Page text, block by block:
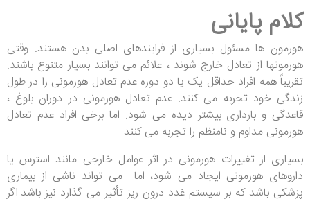
کلام پایانی
هورمون ها مسئول بسیاری از فرایندهای اصلی بدن هستند. وقتی
هورمونها از تعادل خارج شوند ، علائم می توانند بسیار متنوع باشند.
تقریباً همه افراد حداقل یک یا دو دوره عدم تعادل هورمونی را در طول
زندگی خود تجربه می کنند. عدم تعادل هورمونی در دوران بلوغ ،
قاعدگی و بارداری بیشتر دیده می شود. اما برخی افراد عدم تعادل
هورمونی مداوم و نامنظم را تجربه می کنند.
بسیاری از تغییرات هورمونی در اثر عوامل خارجی مانند استرس یا
داروهای هورمونی ایجاد می شود، اما می تواند ناشی از بیماری
پزشکی باشد که بر سیستم غدد درون ریز تأثیر می گذارد نیز باشد.اگر